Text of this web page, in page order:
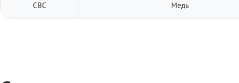
СВС Медь